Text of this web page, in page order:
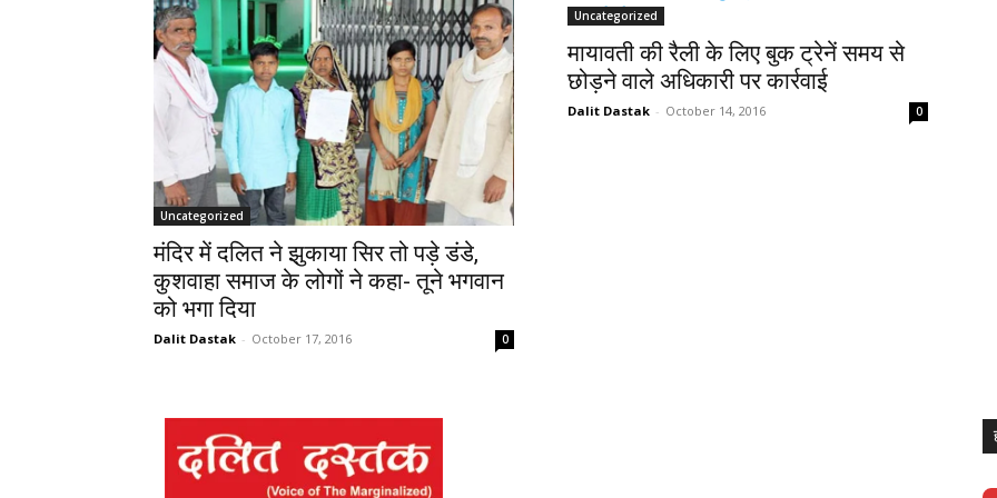
Uncategorized
मंदिर में दलित ने झुकाया सि‍र तो पड़े डंडे,
कुशवाहा समाज के लोगों ने कहा- तूने भगवान
को भगा दि‍या
Dalit Dastak - October 17, 2016 0
Uncategorized
मायावती की रैली के लिए बुक ट्रेनें समय से
छोड़ने वाले अधिकारी पर कार्रवाई
Dalit Dastak - October 14, 2016 0